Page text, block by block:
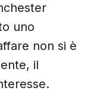
uno
non si è
il